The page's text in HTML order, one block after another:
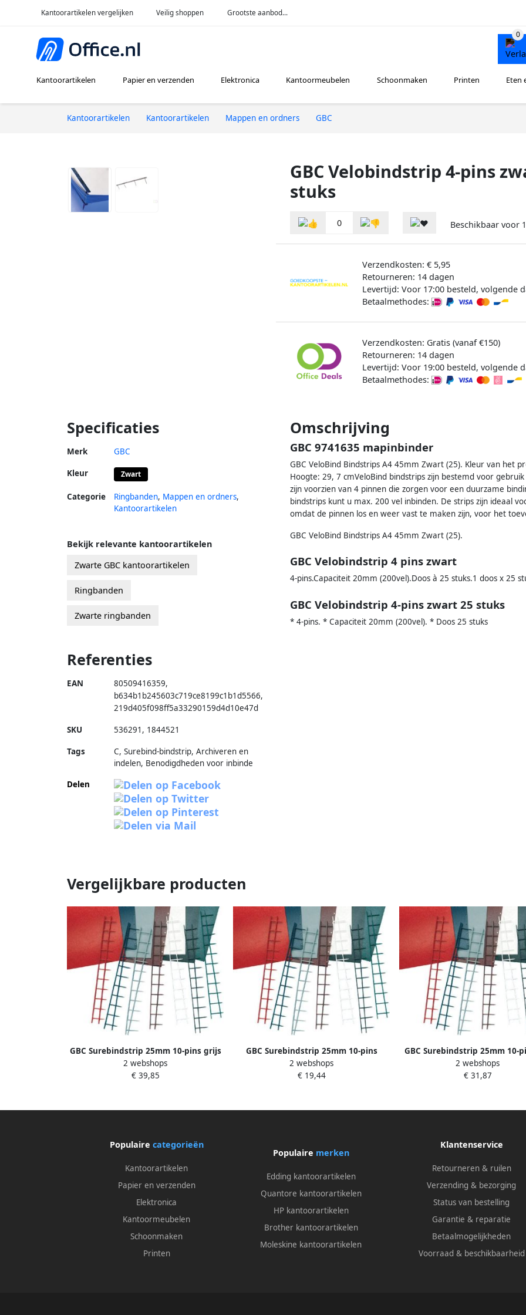
Kantoorartikelen vergelijken Veilig shoppen Grootste aanbod...
Kantoorartikelen Papier en verzenden Elektronica Kantoormeubelen Schoonmaken Printen Eten
Kantoorartikelen Kantoorartikelen Mappen en ordners GBC
GBC Velobindstrip 4-pins
stuks
0 Beschikbaar voor
Verzendkosten: € 5,95
Retourneren: 14 dagen
Levertijd: Voor 17:00 besteld, volgende
Betaalmethodes:
Verzendkosten: Gratis (vanaf €150)
Retourneren: 14 dagen
Levertijd: Voor 19:00 besteld, volgende
Betaalmethodes:
Specificaties
Merk GBC
Kleur Zwart
Categorie Ringbanden, Mappen en ordners,
Kantoorartikelen
Omschrijving
GBC 9741635 mapinbinder
GBC VeloBind Bindstrips A4 45mm Zwart (25). Kleur van het
Hoogte: 29, 7 cmVeloBind bindstrips zijn bestemd voor
zijn voorzien van 4 pinnen die zorgen voor een duurzame
bindstrips kunt u max. 200 vel inbinden. De strips zijn ideaal
omdat de pinnen los en weer vast te maken zijn, voor het
GBC VeloBind Bindstrips A4 45mm Zwart (25).
GBC Velobindstrip 4 pins zwart
4-pins.Capaciteit 20mm (200vel).Doos à 25 stuks.1 doos x 25
GBC Velobindstrip 4-pins zwart 25 stuks
* 4-pins. * Capaciteit 20mm (200vel). * Doos 25 stuks
Bekijk relevante kantoorartikelen
Zwarte GBC kantoorartikelen
Ringbanden
Zwarte ringbanden
Referenties
EAN 80509416359,
b634b1b245603c719ce8199c1b1d5566,
219d405f098ff5a33290159d4d10e47d
SKU 536291 , 1844521
Tags
C, Surebind-bindstrip, Archiveren en
indelen, Benodigdheden voor inbinde
Delen
Vergelijkbare producten
GBC Surebindstrip 25mm 10-pins grijs
100 stuks
2 webshops
€ 39,85
GBC Surebindstrip 25mm 10-pins
blauw 100 stuks
2 webshops
€ 19,44
GBC Surebindstrip 25mm 10-
100 stuks
2 webshops
€ 31,87
Populaire categorieën
Kantoorartikelen
Papier en verzenden
Elektronica
Kantoormeubelen
Schoonmaken
Printen
Populaire merken
Edding kantoorartikelen
Quantore kantoorartikelen
HP kantoorartikelen
Brother kantoorartikelen
Moleskine kantoorartikelen
Klantenservice
Retourneren & ruilen
Verzending & bezorging
Status van bestelling
Garantie & reparatie
Betaalmogelijkheden
Voorraad & beschikbaarheid